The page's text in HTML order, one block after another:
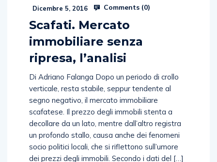
Dicembre 5, 2016
Scafati. Mercato
immobiliare senza
ripresa, l’analisi
Di Adriano Falanga Dopo un periodo di crollo
verticale, resta stabile, seppur tendente al
segno negativo, il mercato immobiliare
scafatese. Il prezzo degli immobili stenta a
decollare da un lato, mentre dall’altro registra
un profondo stallo, causa anche dei fenomeni
socio politici locali, che si riflettono sull’umore